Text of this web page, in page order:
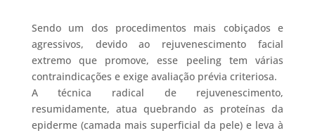
Sendo um dos procedimentos mais cobiçados e
agressivos, devido ao rejuvenescimento facial
extremo que promove, esse peeling tem várias
contraindicações e exige avaliação prévia criteriosa.
A técnica radical de rejuvenescimento,
resumidamente, atua quebrando as proteínas da
epiderme (camada mais superficial da pele) e leva à